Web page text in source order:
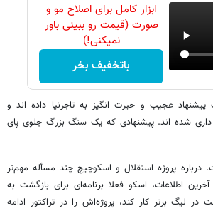
ابزار کامل برای اصلاح مو و
صورت (قیمت رو ببینی باور
نمیکنی!)
باتخفیف بخر
عجیب و حیرت انگیز به تاجرنیا داده اند و
۲ میلیون داری شده اند. پیشنهادی که یک سنگ بزرگ جلوی پای
درباره پروژه استقلال و اسکوچیچ چند مسأله مهم‌تر
اطلاعات، اسکو فعلا برنامه‌ای برای بازگشت به
در لیگ برتر کار کند، پروژه‌اش را در تراکتور ادامه